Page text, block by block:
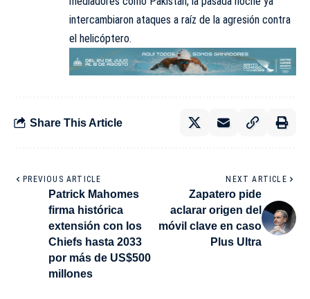
intercambiaron ataques a raíz de la agresión contra
el helicóptero.
Share This Article
PREVIOUS ARTICLE
Patrick Mahomes
firma histórica
extensión con los
Chiefs hasta 2033
por más de US$500
millones
NEXT ARTICLE
Zapatero pide
aclarar origen del
móvil clave en caso
Plus Ultra